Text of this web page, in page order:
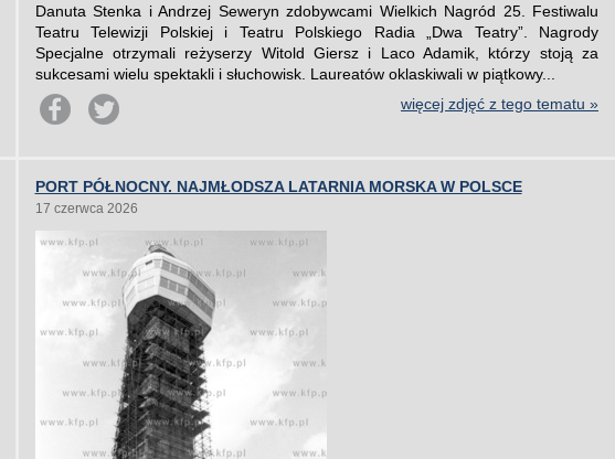
Danuta Stenka i Andrzej Seweryn zdobywcami Wielkich Nagród 25. Festiwalu
Teatru Telewizji Polskiej i Teatru Polskiego Radia „Dwa Teatry”. Nagrody
Specjalne otrzymali reżyserzy Witold Giersz i Laco Adamik, którzy stoją za
sukcesami wielu spektakli i słuchowisk. Laureatów oklaskiwali w piątkowy...
więcej zdjęć z tego tematu »
PORT PÓŁNOCNY. NAJMŁODSZA LATARNIA MORSKA W POLSCE
17 czerwca 2026